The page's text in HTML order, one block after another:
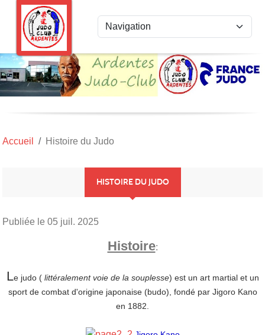
Accueil Histoire du Judo
HISTOIRE DU JUDO
Publiée le 05 juil. 2025
Histoire:
Le judo ( littéralement voie de la souplesse) est un art martial et un
sport de combat d'origine japonaise (budo), fondé par Jigoro Kano
en 1882.
Panneau de gestion des cookies